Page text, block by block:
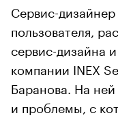
Сервис-
пользователя,
сервис-дизайна
компании INEX
Баранова. На ней
и проблемы, с